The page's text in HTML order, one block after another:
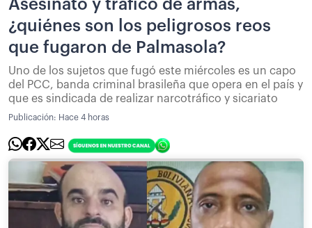
Asesinato y tráfico de armas,
¿quiénes son los peligrosos reos
que fugaron de Palmasola?
Uno de los sujetos que fugó este miércoles es un capo
del PCC, banda criminal brasileña que opera en el país y
que es sindicada de realizar narcotráfico y sicariato
Publicación: Hace 4 horas